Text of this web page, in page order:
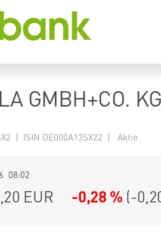
GMBH+CO.
| ISIN DE000A13SX22 | Aktie
08:02
EUR -0,28 % (-